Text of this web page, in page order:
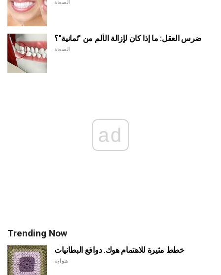
الصحة
ضرس العقل: ما إذا كان لإزالة الألم من "ثمانية"؟
الصحة
ad
Trending Now
خطط مثيرة للاهتمام هوك. دوافع البطانيات
هواية